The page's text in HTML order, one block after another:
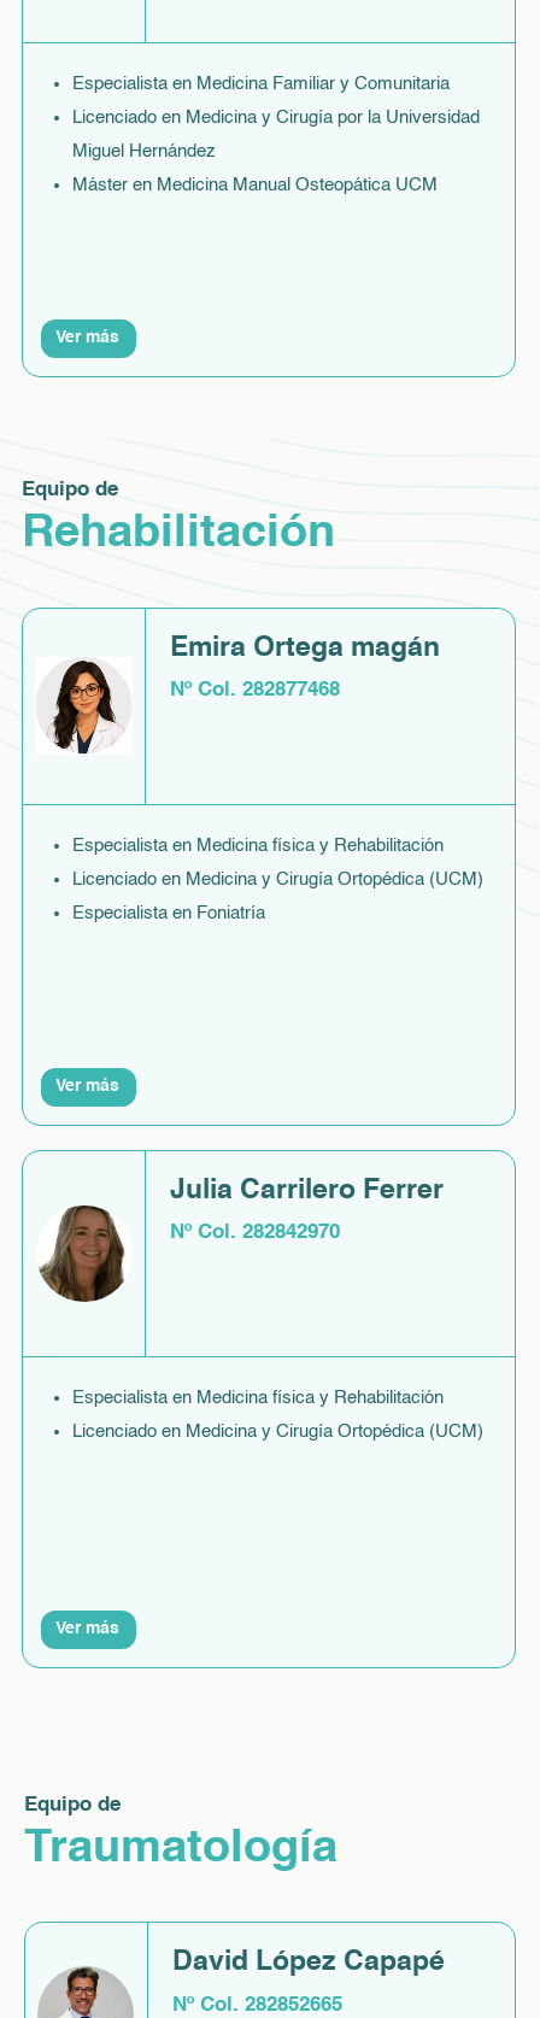
Especialista en Medicina Familiar y Comunitaria
Licenciado en Medicina y Cirugía por la Universidad
Miguel Hernández
Máster en Medicina Manual Osteopática UCM
Ver más
Equipo de
Rehabilitación
Emira Ortega magán
Nº Col. 282877468
Especialista en Medicina física y Rehabilitación
Licenciado en Medicina y Cirugía Ortopédica (UCM)
Especialista en Foniatría
Ver más
Julia Carrilero Ferrer
Nº Col. 282842970
Especialista en Medicina física y Rehabilitación
Licenciado en Medicina y Cirugía Ortopédica (UCM)
Ver más
Equipo de
Traumatología
David López Capapé
Nº Col. 282852665